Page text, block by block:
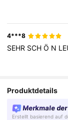
4***8
SEHR SCHÖ N
Produktdetails
Merkmale
Erstellt basierend auf